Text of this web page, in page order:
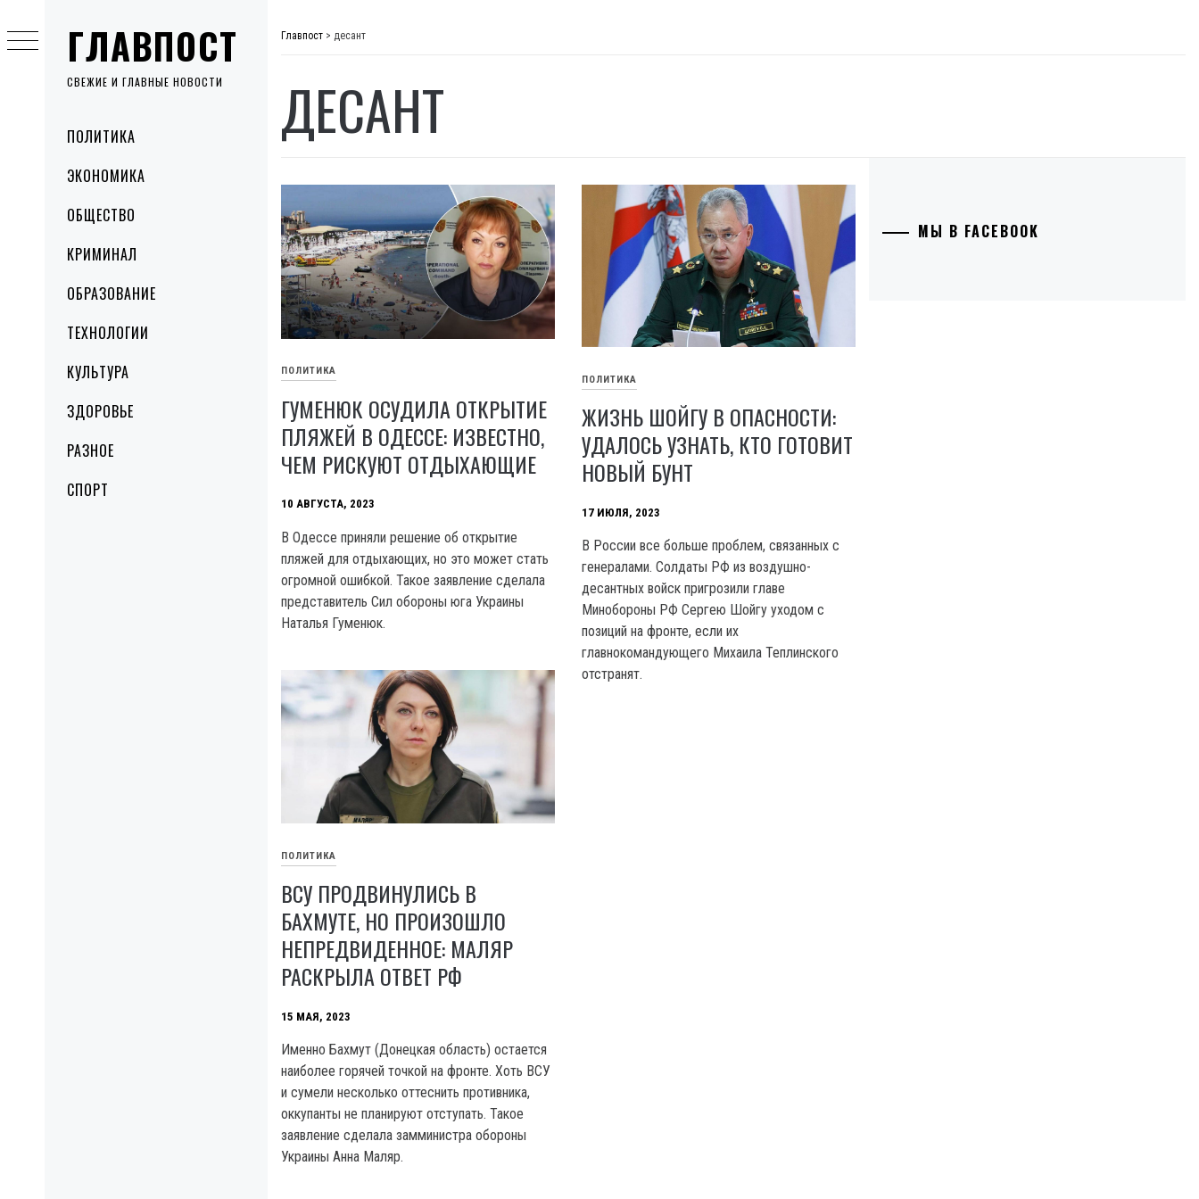
ГЛАВПОСТ
СВЕЖИЕ И ГЛАВНЫЕ НОВОСТИ
MenuПОЛИТИКА
ЭКОНОМИКА
ОБЩЕСТВО
КРИМИНАЛ
ОБРАЗОВАНИЕ
ТЕХНОЛОГИИ
КУЛЬТУРА
ЗДОРОВЬЕ
РАЗНОЕ
СПОРТ
to
content
Главпост > десант
ДЕСАНТ
ПОЛИТИКА
ГУМЕНЮК ОСУДИЛА ОТКРЫТИЕ
ПЛЯЖЕЙ В ОДЕССЕ: ИЗВЕСТНО,
ЧЕМ РИСКУЮТ ОТДЫХАЮЩИЕ
10 АВГУСТА, 2023
В Одессе приняли решение об открытие
пляжей для отдыхающих, но это может стать
огромной ошибкой. Такое заявление сделала
представитель Сил обороны юга Украины
Наталья Гуменюк.
ПОЛИТИКА
ЖИЗНЬ ШОЙГУ В ОПАСНОСТИ:
УДАЛОСЬ УЗНАТЬ, КТО ГОТОВИТ
НОВЫЙ БУНТ
17 ИЮЛЯ, 2023
В России все больше проблем, связанных с
генералами. Солдаты РФ из воздушно-
десантных войск пригрозили главе
Минобороны РФ Сергею Шойгу уходом с
позиций на фронте, если их
главнокомандующего Михаила Теплинского
отстранят.
ПОЛИТИКА
ВСУ ПРОДВИНУЛИСЬ В
БАХМУТЕ, НО ПРОИЗОШЛО
НЕПРЕДВИДЕННОЕ: МАЛЯР
РАСКРЫЛА ОТВЕТ РФ
15 МАЯ, 2023
Именно Бахмут (Донецкая область) остается
наиболее горячей точкой на фронте. Хоть ВСУ
и сумели несколько оттеснить противника,
оккупанты не планируют отступать. Такое
заявление сделала замминистра обороны
Украины Анна Маляр.
МЫ В FACEBOOK